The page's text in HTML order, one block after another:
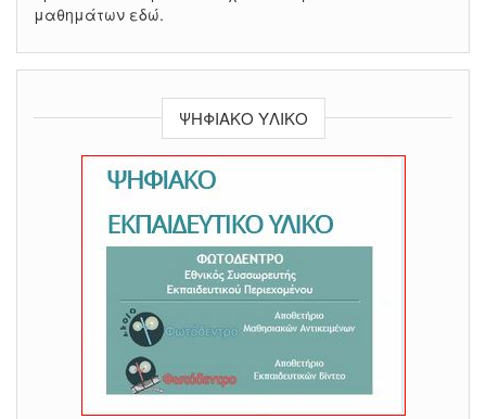
μαθημάτων εδώ.
ΨΗΦΙΑΚΌ ΥΛΙΚΌ